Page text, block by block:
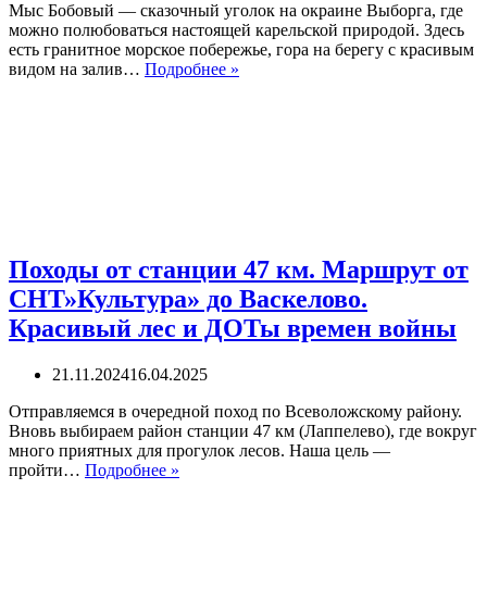
Мыс Бобовый — сказочный уголок на окраине Выборга, где
можно полюбоваться настоящей карельской природой. Здесь
есть гранитное морское побережье, гора на берегу с красивым
видом на залив… Подробнее »
на
горе.
Походы от станции 47 км. Маршрут от
СНТ»Культура» до Васкелово.
Красивый лес и ДОТы времен войны
21.11.202416.04.2025
Отправляемся в очередной поход по Всеволожскому району.
Вновь выбираем район станции 47 км (Лаппелево), где вокруг
много приятных для прогулок лесов. Наша цель —
пройти… Подробнее »